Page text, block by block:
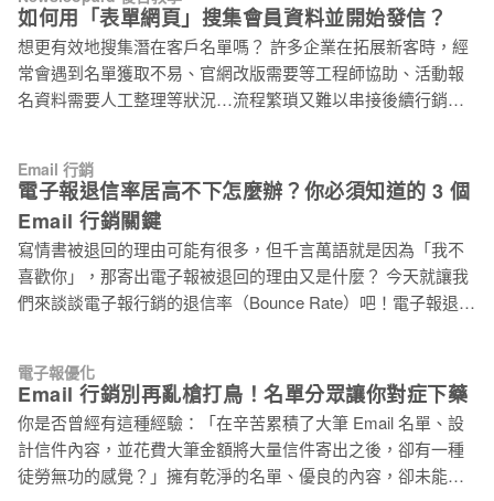
戶溝通的主動權 Google 演算法說變就變，今天你是第一名，明
天可能就掉到第二頁。但當你手握 Email 名單，你隨
值。 名單搜集的重要性？ 名單搜集成本飆升，品牌行銷困境待
解 目前品牌在執行行銷活動時，經常面臨以下困境： 1. 新品上
市初期：難以快速累積產品口碑與潛在客戶名單 2. 募資計畫期
間：缺乏精準的早鳥支持者，影響專案成效 3. 限時折扣活動：
無法有效篩選真正的目標客群 4. VIP 贈品活動：缺乏完整的參
期，無法轉化為實際購買 6. 實體活動報名：因為溝通不足，導
致現場出席率偏低 7. 新品體驗活動：客戶回饋收集不完整，錯
失改善機會 面對上述挑戰，建立自有名單、累積一線客戶資
料，已成為品牌永續經營的關鍵策略。 透過完善的名單收集機
制，品牌能夠建立起專屬的客戶資料庫，不僅能降低對廣告平
如何用「表單網頁」搜集會員資料並開始發信？
想更有效地搜集潛在客戶名單嗎？ 許多企業在拓展新客時，經
常會遇到名單獲取不易、官網改版需要等工程師協助、活動報
名資料需要人工整理等狀況…流程繁瑣又難以串接後續行銷。
後續可群發 EDM 或搭配自動化信件，持續與客戶互動、提升
轉換成效。 無論是讓訪客 訂閱最新內容、報名活動、領取優惠
碼、下載電子書，或是 舉辦抽獎，都能快速完成，輕鬆啟動完
整再行銷流程。 本篇文章將分為兩部分，包含【如何建立一頁
式表單】以及【如何運用已搜集名單】，教你打造完整再行銷
流程。 1. 如何建立一頁式表單 1.1 設計表單頁面 登入電子豹後
面】。 進入拖放式編輯器後，你可以透過置換圖片與內容輕鬆
設計屬於自己的網頁版型。 其中「訂閱表單元件」預設包含
Email 與 名字 欄位，也可以視需求新增自訂欄位。 若新增
Email 行銷
電子報退信率居高不下怎麼辦？你必須知道的 3 個
Email 行銷關鍵
寫情書被退回的理由可能有很多，但千言萬語就是因為「我不
喜歡你」，那寄出電子報被退回的理由又是什麼？ 今天就讓我
們來談談電子報行銷的退信率（Bounce Rate）吧！電子報退信
量你的寄送清單的有效程度，但更重要的是，退信率的高低，
會影響到你的寄件人郵件信譽（Email Reputation）。 為什麼我
的電子報退信？ 電子報退信可以大致區分為永久性退信（Hard
Bounce）和暫時性退信（Soft Bounce）。 永久性退信（Hard
Bounce） Email 因為寄送到無效的 Email 地址，伺服器找不到
電子報優化
Email 行銷別再亂槍打鳥！名單分眾讓你對症下藥
你是否曾經有這種經驗：「在辛苦累積了大筆 Email 名單、設
計信件內容，並花費大筆金額將大量信件寄出之後，卻有一種
徒勞無功的感覺？」擁有乾淨的名單、優良的內容，卻未能看